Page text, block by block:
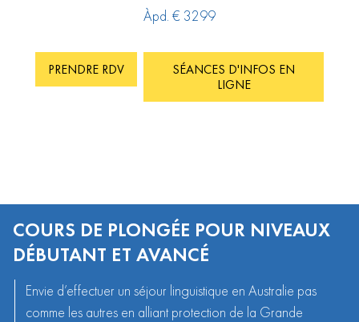
Àpd. € 3299
PRENDRE RDV
SÉANCES D'INFOS EN
LIGNE
COURS DE PLONGÉE POUR NIVEAUX
DÉBUTANT ET AVANCÉ
Envie d’effectuer un séjour linguistique en Australie pas
comme les autres en alliant protection de la Grande